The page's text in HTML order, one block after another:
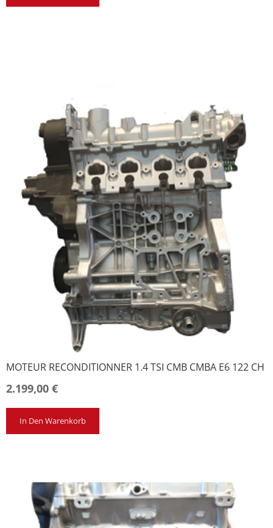
MOTEUR RECONDITIONNER 1.4 TSI CMB CMBA E6 122 CH
2.199,00 €
In Den Warenkorb